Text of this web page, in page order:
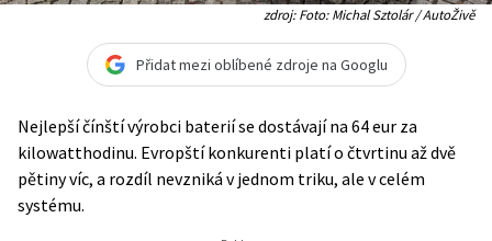
zdroj: Foto: Michal Sztolár / AutoŽivě
Přidat mezi oblíbené zdroje na Googlu
Nejlepší čínští výrobci baterií se dostávají na 64 eur za
kilowatthodinu. Evropští konkurenti platí o čtvrtinu až dvě
pětiny víc, a rozdíl nevzniká v jednom triku, ale v celém
systému.